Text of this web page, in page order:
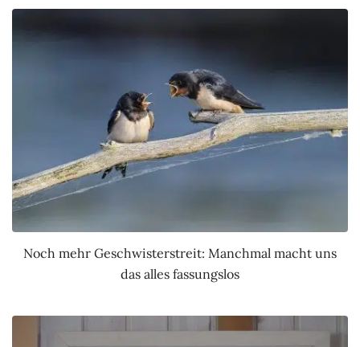
Noch mehr Geschwisterstreit: Manchmal macht uns
das alles fassungslos